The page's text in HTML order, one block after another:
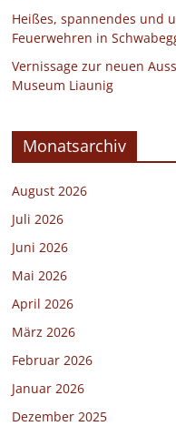
Heißes, spannendes und
Feuerwehren in
Vernissage zur neuen
Museum Liaunig
Monatsarchiv
August 2026
Juli 2026
Juni 2026
Mai 2026
April 2026
März 2026
Februar 2026
Januar 2026
Dezember 2025